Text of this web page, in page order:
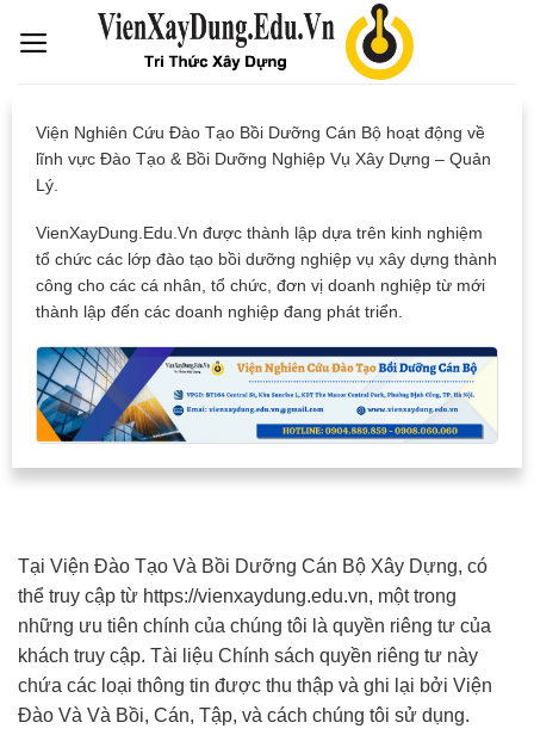
Viện Nghiên Cứu Đào Tạo Bồi Dưỡng Cán Bộ hoạt động về
lĩnh vực Đào Tạo & Bồi Dưỡng Nghiệp Vụ Xây Dựng – Quản
Lý.
VienXayDung.Edu.Vn được thành lập dựa trên kinh nghiệm
tổ chức các lớp đào tạo bồi dưỡng nghiệp vụ xây dựng thành
công cho các cá nhân, tổ chức, đơn vị doanh nghiệp từ mới
thành lập đến các doanh nghiệp đang phát triển.
Tại Viện Đào Tạo Và Bồi Dưỡng Cán Bộ Xây Dựng, có
thể truy cập từ https://vienxaydung.edu.vn, một trong
những ưu tiên chính của chúng tôi là quyền riêng tư của
khách truy cập. Tài liệu Chính sách quyền riêng tư này
chứa các loại thông tin được thu thập và ghi lại bởi Viện
Đào Và Và Bồi, Cán, Tập, và cách chúng tôi sử dụng.